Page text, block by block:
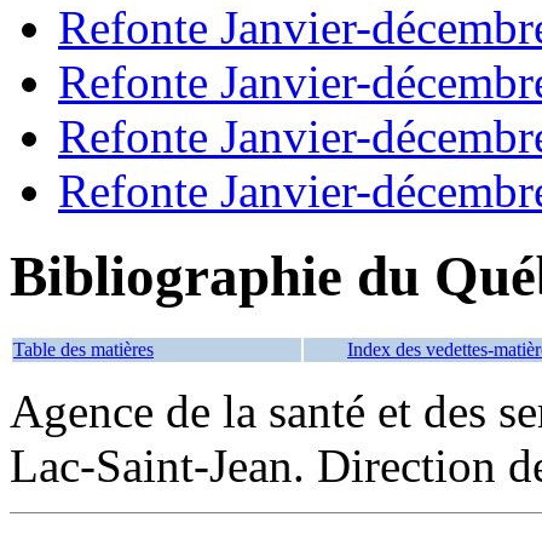
Refonte Janvier-
Refonte Janvier-
Refonte Janvier-
Refonte Janvier-
Bibliographie du
Table des matières Index des vedettes-
Agence de la santé et des
Lac-Saint-Jean. Direction